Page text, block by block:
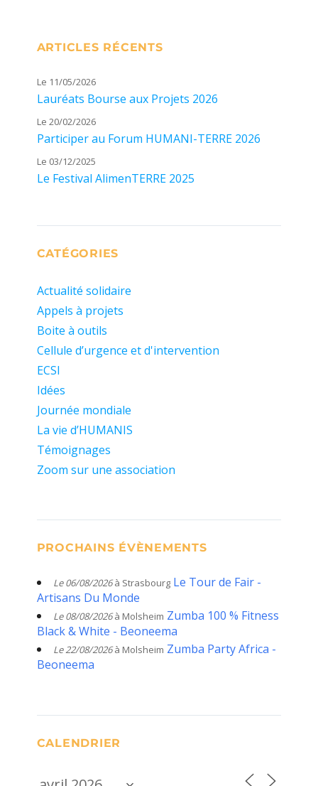
ARTICLES RÉCENTS
Le 11/05/2026
Lauréats Bourse aux Projets 2026
Le 20/02/2026
Participer au Forum HUMANI-TERRE 2026
Le 03/12/2025
Le Festival AlimenTERRE 2025
CATÉGORIES
Actualité solidaire
Appels à projets
Boite à outils
Cellule d’urgence et d'intervention
ECSI
Idées
Journée mondiale
La vie d’HUMANIS
Témoignages
Zoom sur une association
PROCHAINS ÉVÈNEMENTS
Le 06/08/2026à Strasbourg Le Tour de Fair -
Artisans Du Monde
Le 08/08/2026à Molsheim Zumba 100 % Fitness
Black & White - Beoneema
Le 22/08/2026à Molsheim Zumba Party Africa -
Beoneema
CALENDRIER